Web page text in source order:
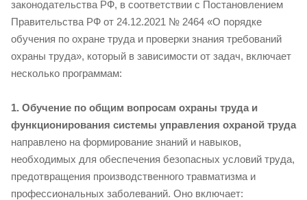
законодательства РФ, в соответствии с Постановлением
Правительства РФ от 24.12.2021 № 2464 «О порядке
обучения по охране труда и проверки знания требований
охраны труда», который в зависимости от задач, включает
несколько программам:
1. Обучение по общим вопросам охраны труда и
функционирования системы управления охраной труда
направлено на формирование знаний и навыков,
необходимых для обеспечения безопасных условий труда,
предотвращения производственного травматизма и
профессиональных заболеваний. Оно включает: